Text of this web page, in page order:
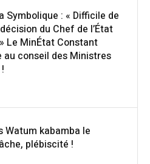
Symbolique : « Difficile de
du Chef de l’État
Le MinÉtat Constant
au conseil des Ministres
Watum kabamba le
plébiscité !